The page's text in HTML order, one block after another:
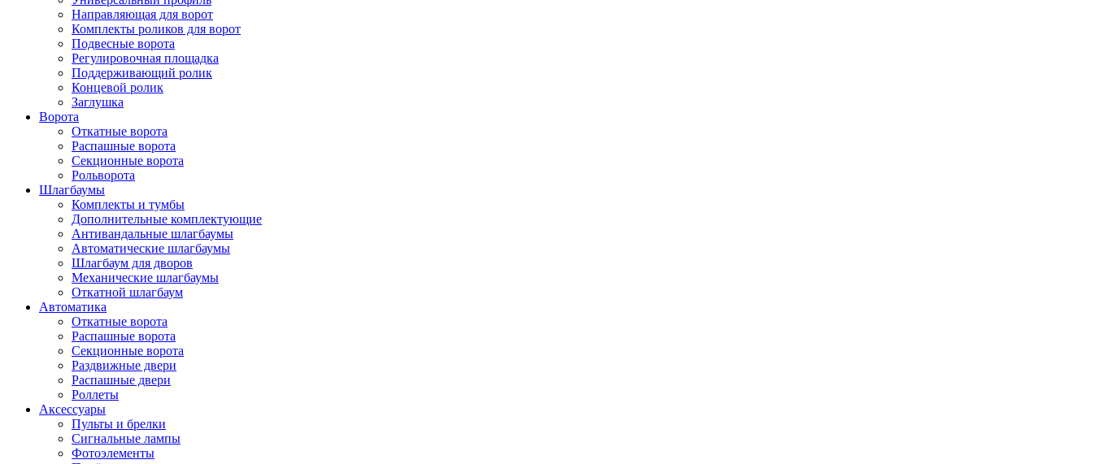
Направляющая для ворот
Комплекты роликов для ворот
Подвесные ворота
Регулировочная площадка
Поддерживающий ролик
Концевой ролик
Заглушка
Ворота
Откатные ворота
Распашные ворота
Секционные ворота
Рольворота
Шлагбаумы
Комплекты и тумбы
Дополнительные комплектующие
Антивандальные шлагбаумы
Автоматические шлагбаумы
Шлагбаум для дворов
Механические шлагбаумы
Откатной шлагбаум
Автоматика
Откатные ворота
Распашные ворота
Секционные ворота
Раздвижные двери
Распашные двери
Роллеты
Аксессуары
Пульты и брелки
Сигнальные лампы
Фотоэлементы